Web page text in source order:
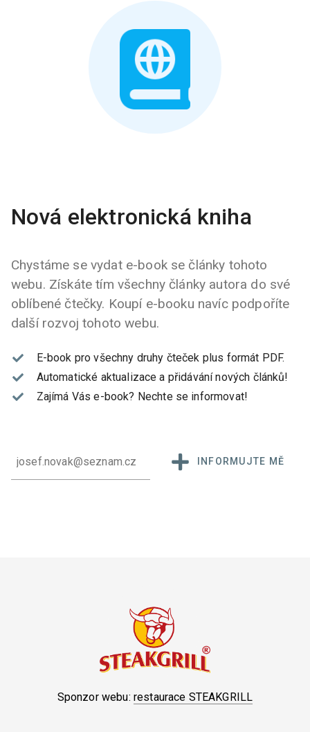
Nová elektronická kniha
Chystáme se vydat e-book se články tohoto
webu. Získáte tím všechny články autora do své
oblíbené čtečky. Koupí e-booku navíc podpoříte
další rozvoj tohoto webu.
E-book pro všechny druhy čteček plus formát PDF.
Automatické aktualizace a přidávání nových článků!
Zajímá Vás e-book? Nechte se informovat!
INFORMUJTE MĚ
Sponzor webu: restaurace STEAKGRILL